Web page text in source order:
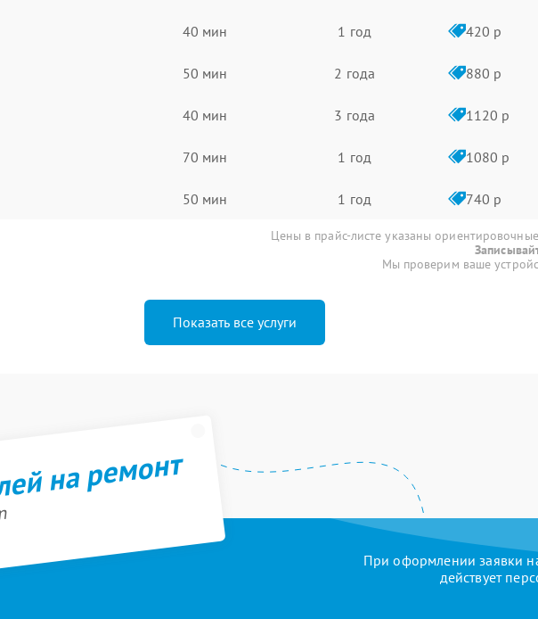
40 мин 1 год 420 р
50 мин 2 года 880 р
40 мин 3 года 1120 р
70 мин 1 год 1080 р
50 мин 1 год 740 р
Цены в прайс-листе указаны
Мы проверим ваше
Показать все услуги
на ремонт
При оформлении заявки
действует